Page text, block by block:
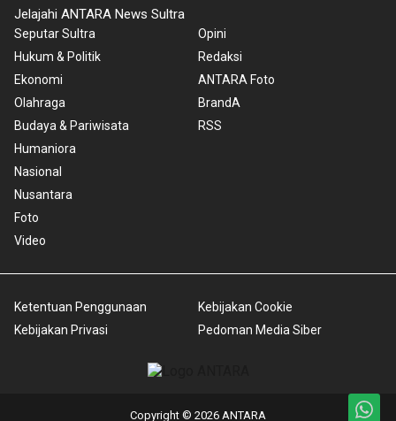
Jelajahi ANTARA News Sultra
Seputar Sultra
Hukum & Politik
Ekonomi
Olahraga
Budaya & Pariwisata
Humaniora
Nasional
Nusantara
Foto
Video
Opini
Redaksi
ANTARA Foto
BrandA
RSS
Ketentuan Penggunaan
Kebijakan Privasi
Kebijakan Cookie
Pedoman Media Siber
Copyright © 2026 ANTARA